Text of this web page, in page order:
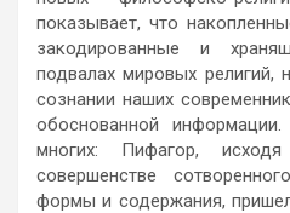
показывает, что
закодированные и
подвалах мировых
сознании наших
обоснованной
многих: Пифагор,
совершенстве
формы и содержания,